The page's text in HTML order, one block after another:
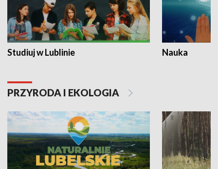
Studiuj w Lublinie Nauka
PRZYRODA I EKOLOGIA